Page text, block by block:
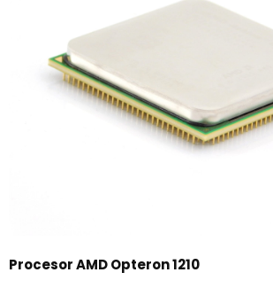
Procesor AMD Opteron 1210